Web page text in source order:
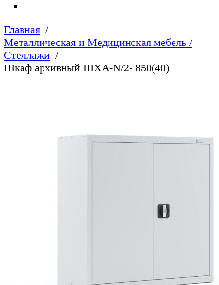
Главная
Металлическая и Медицинская мебель /
Стеллажи
Шкаф архивный ШХА-N/2- 850(40)